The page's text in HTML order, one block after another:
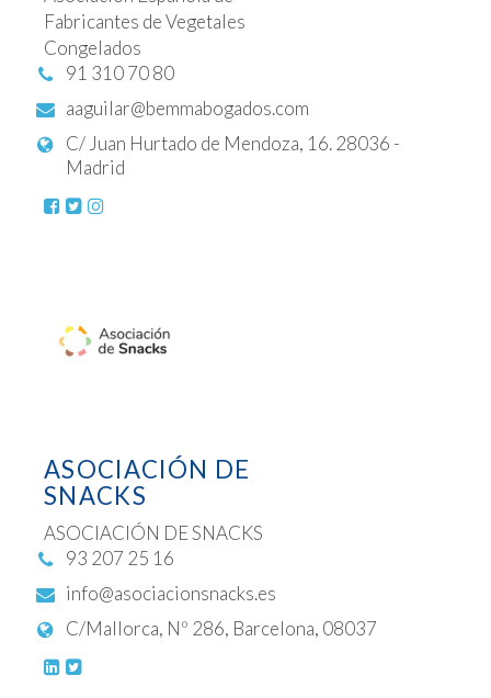
Fabricantes de Vegetales
Congelados
91 310 70 80
aaguilar@bemmabogados.com
C/ Juan Hurtado de Mendoza, 16. 28036 -
Madrid
ASOCIACIÓN DE
SNACKS
ASOCIACIÓN DE SNACKS
93 207 25 16
info@asociacionsnacks.es
C/Mallorca, Nº 286, Barcelona, 08037